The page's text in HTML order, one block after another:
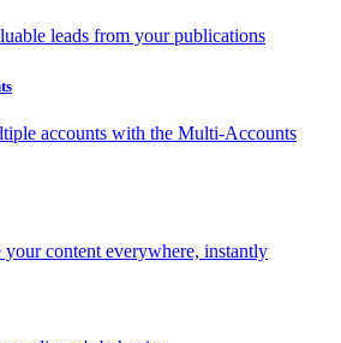
leads from your publications
accounts with the Multi-Accounts
your content everywhere, instantly